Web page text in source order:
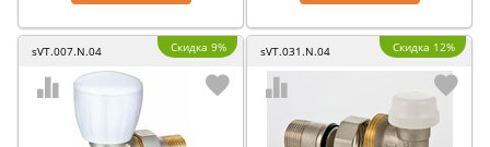
sVT.007.N.04 Скидка 9% sVT.031.N.04 Скидка 12%